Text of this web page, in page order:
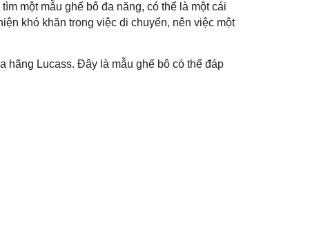
một mẫu ghế bô đa năng, có thể là một cái
khó khăn trong việc di chuyển, nên việc một
hãng Lucass. Đây là mẫu ghế bô có thể đáp